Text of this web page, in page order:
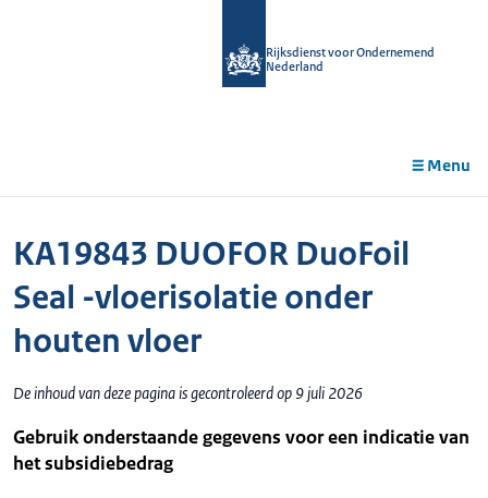
Rijksdienst voor Ondernemend
Nederland
Menu
KA19843 DUOFOR DuoFoil
Seal -vloerisolatie onder
houten vloer
De inhoud van deze pagina is gecontroleerd op 9 juli 2026
Gebruik onderstaande gegevens voor een indicatie van
het subsidiebedrag